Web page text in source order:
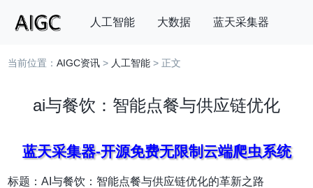
人工智能 大数据 蓝天采集器
搜索
当前位置：AIGC资讯 > 人工智能 > 正文
ai与餐饮：智能点餐与供应链优化
蓝天采集器-开源免费无限制云端爬虫系统
标题：AI与餐饮：智能点餐与供应链优化的革新之路